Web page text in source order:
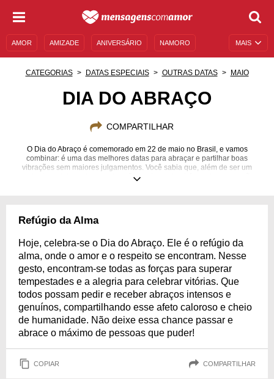
MAIS
AMOR AMIZADE ANIVERSÁRIO NAMORO
CATEGORIAS DATAS ESPECIAIS OUTRAS DATAS MAIO
DIA DO ABRAÇO
COMPARTILHAR
O Dia do Abraço é comemorado em 22 de maio no Brasil, e vamos
combinar: é uma das melhores datas para abraçar e partilhar boas
vibrações sem maiores julgamentos. Você sabia que, além de ser um
gesto de carinho e de aproximação, o abraço também reduz a pressão
melhores opções em muitos momentos da vida. Comemore esse dia com
Refúgio da Alma
Hoje, celebra-se o Dia do Abraço. Ele é o refúgio da
alma, onde o amor e o respeito se encontram. Nesse
gesto, encontram-se todas as forças para superar
tempestades e a alegria para celebrar vitórias. Que
todos possam pedir e receber abraços intensos e
genuínos, compartilhando esse afeto caloroso e cheio
de humanidade. Não deixe essa chance passar e
abrace o máximo de pessoas que puder!
COPIAR COMPARTILHAR